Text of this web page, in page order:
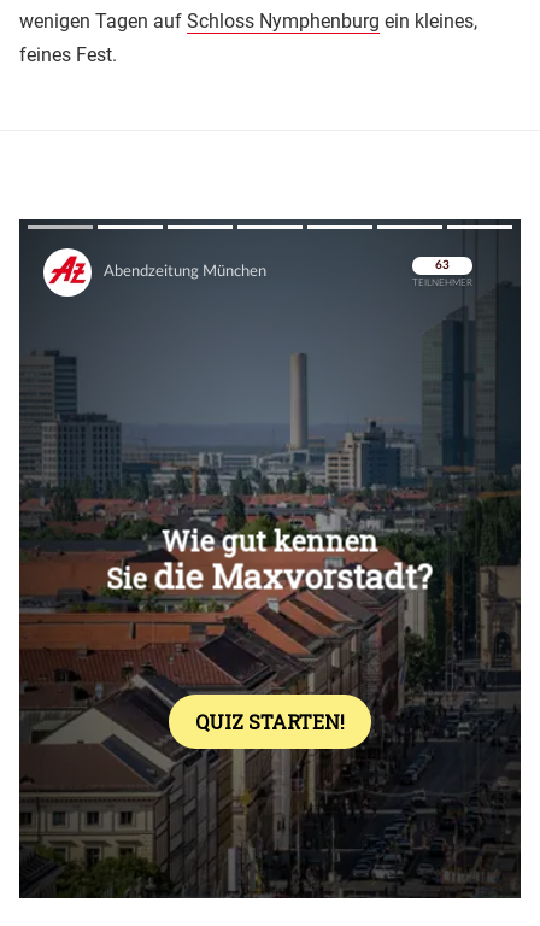
wenigen Tagen auf Schloss Nymphenburg ein kleines,
feines Fest.
Überspringen
Überspringen